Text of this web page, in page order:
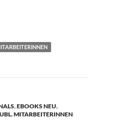
,EBOOKS NEU,
MITARBEITERINNEN